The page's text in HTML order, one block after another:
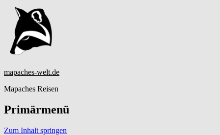
mapaches-welt.de
Mapaches Reisen
Primärmenü
Zum Inhalt springen